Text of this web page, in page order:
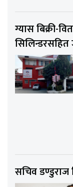
ग्यास बिक्री-
सचिव डण्डुराज